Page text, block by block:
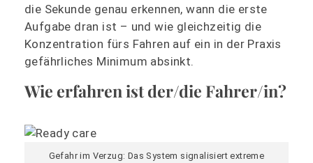
die Sekunde genau erkennen, wann die erste
Aufgabe dran ist – und wie gleichzeitig die
Konzentration fürs Fahren auf ein in der Praxis
gefährliches Minimum absinkt.
Wie erfahren ist der/die Fahrer/in?
Gefahr im Verzug: Das System signalisiert extreme